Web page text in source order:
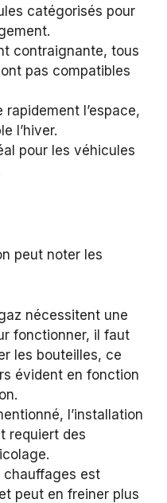
catégorisés pour
contraignante, tous
pas compatibles
rapidement l’espace,
l’hiver.
pour les véhicules
peut noter les
nécessitent une
fonctionner, il faut
les bouteilles, ce
évident en fonction
l’installation
requiert des
chauffages est
peut en freiner plus